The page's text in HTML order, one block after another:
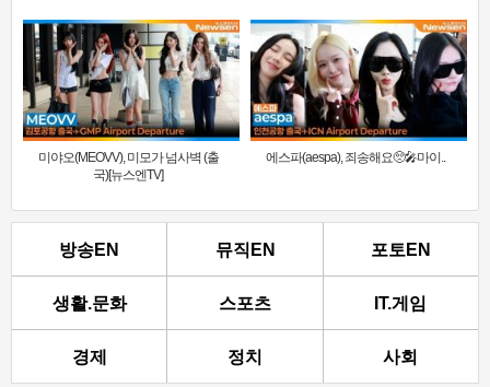
미야오(MEOVV), 미모가 넘사벽 (출
국)[뉴스엔TV]
에스파(aespa), 죄송해요🥺🎤마이..
방송EN 뮤직EN 포토EN
생활.문화 스포츠 IT.게임
경제 정치 사회